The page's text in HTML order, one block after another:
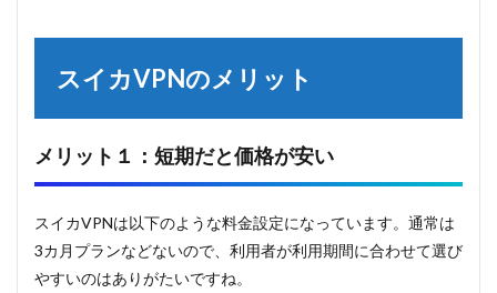
スイカVPNのメリット
メリット１：短期だと価格が安い
スイカVPNは以下のような料金設定になっています。通常は
3カ月プランなどないので、利用者が利用期間に合わせて選び
やすいのはありがたいですね。